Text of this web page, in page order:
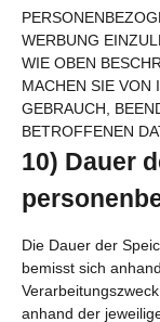
WERBUNG
WIE OBEN
MACHEN SIE VON
GEBRAUCH,
BETROFFENEN
10) Dauer
Die Dauer der
bemisst sich
anhand der